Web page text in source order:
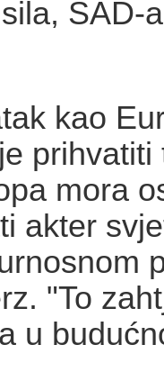
SAD-
kao
prihvatiti
mora
akter
"To
u